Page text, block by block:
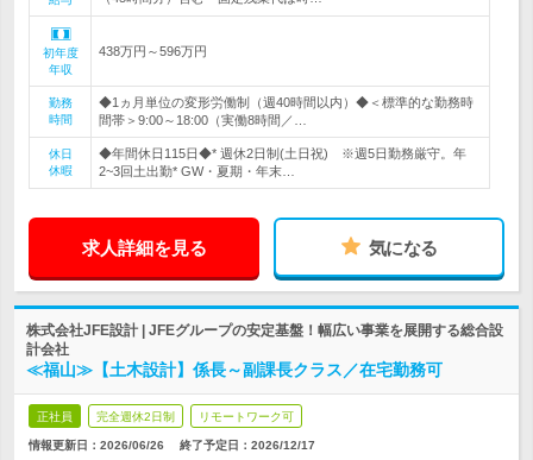
初年度
年収
438万円～596万円
勤務
時間
◆1ヵ月単位の変形労働制（週40時間以内）◆＜標準的な勤務時
間帯＞9:00～18:00（実働8時間／…
休日
休暇
◆年間休日115日◆* 週休2日制(土日祝) ※週5日勤務厳守。年
2~3回土出勤* GW・夏期・年末…
求人詳細を見る 気になる
株式会社JFE設計 | JFEグループの安定基盤！幅広い事業を展開する総合設
計会社
≪福山≫【土木設計】係長～副課長クラス／在宅勤務可
正社員 完全週休2日制 リモートワーク可
情報更新日：2026/06/26 終了予定日： 2026/12/17